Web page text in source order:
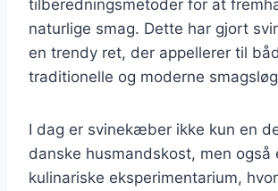
tilberedningsmetoder for at
naturlige smag. Dette har gjort
en trendy ret, der appellerer til
traditionelle og moderne
I dag er svinekæber ikke kun en
danske husmandskost, men også
kulinariske eksperimentarium,